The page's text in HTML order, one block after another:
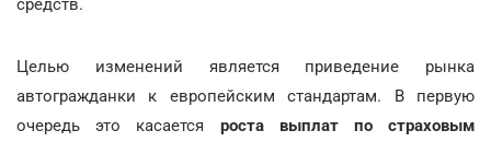
средств.
Целью изменений является приведение рынка
автогражданки к европейским стандартам. В первую
очередь это касается роста выплат по страховым